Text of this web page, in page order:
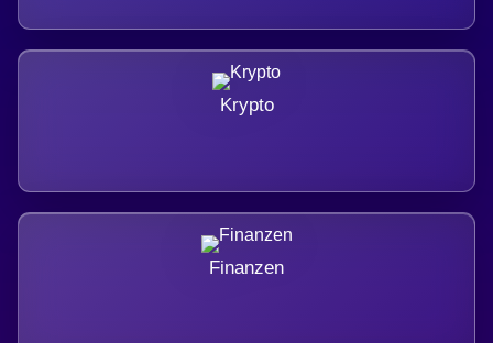
Krypto
Finanzen